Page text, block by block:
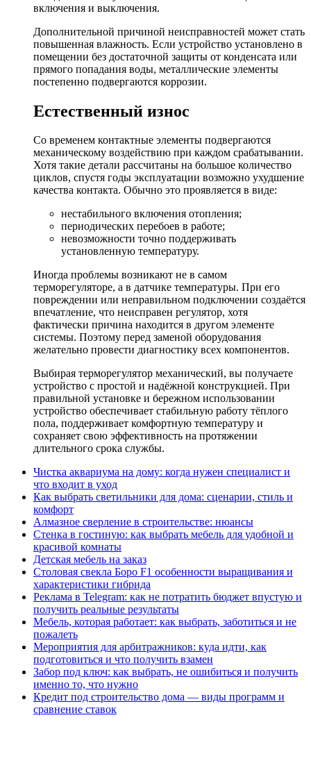
включения и выключения.
Дополнительной причиной неисправностей может стать
повышенная влажность. Если устройство установлено в
помещении без достаточной защиты от конденсата или
прямого попадания воды, металлические элементы
постепенно подвергаются коррозии.
Естественный износ
Со временем контактные элементы подвергаются
механическому воздействию при каждом срабатывании.
Хотя такие детали рассчитаны на большое количество
циклов, спустя годы эксплуатации возможно ухудшение
качества контакта. Обычно это проявляется в виде:
нестабильного включения отопления;
периодических перебоев в работе;
невозможности точно поддерживать
установленную температуру.
Иногда проблемы возникают не в самом
терморегуляторе, а в датчике температуры. При его
повреждении или неправильном подключении создаётся
впечатление, что неисправен регулятор, хотя
фактически причина находится в другом элементе
системы. Поэтому перед заменой оборудования
желательно провести диагностику всех компонентов.
Выбирая терморегулятор механический, вы получаете
устройство с простой и надёжной конструкцией. При
правильной установке и бережном использовании
устройство обеспечивает стабильную работу тёплого
пола, поддерживает комфортную температуру и
сохраняет свою эффективность на протяжении
длительного срока службы.
Чистка аквариума на дому: когда нужен специалист и
что входит в уход
Как выбрать светильники для дома: сценарии, стиль и
комфорт
Алмазное сверление в строительстве: нюансы
Стенка в гостиную: как выбрать мебель для удобной и
красивой комнаты
Детская мебель на заказ
Столовая свекла Боро F1 особенности выращивания и
характеристики гибрида
Реклама в Telegram: как не потратить бюджет впустую и
получить реальные результаты
Мебель, которая работает: как выбрать, заботиться и не
пожалеть
Мероприятия для арбитражников: куда идти, как
подготовиться и что получить взамен
Забор под ключ: как выбрать, не ошибиться и получить
именно то, что нужно
Кредит под строительство дома — виды программ и
сравнение ставок